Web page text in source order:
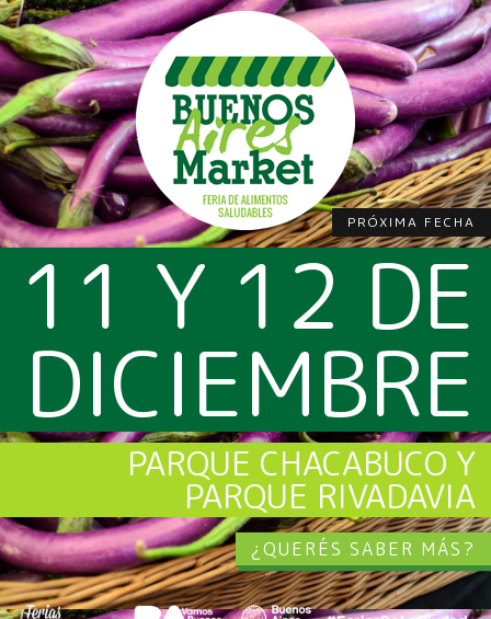
PRÓXIMA FECHA
11 Y 12 DE
DICIEMBRE
PARQUE CHACABUCO Y
PARQUE RIVADAVIA
¿QUERÉS SABER MÁS?